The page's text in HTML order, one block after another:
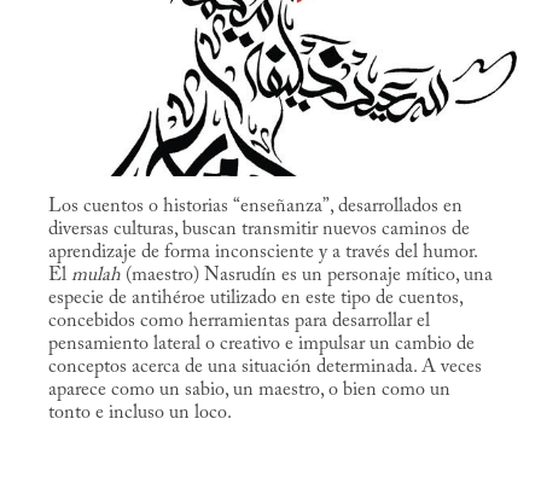
Los cuentos o historias “enseñanza”, desarrollados en
diversas culturas, buscan transmitir nuevos caminos de
aprendizaje de forma inconsciente y a través del humor.
El mulah (maestro) Nasrudín es un personaje mítico, una
especie de antihéroe utilizado en este tipo de cuentos,
concebidos como herramientas para desarrollar el
pensamiento lateral o creativo e impulsar un cambio de
conceptos acerca de una situación determinada. A veces
aparece como un sabio, un maestro, o bien como un
tonto e incluso un loco.